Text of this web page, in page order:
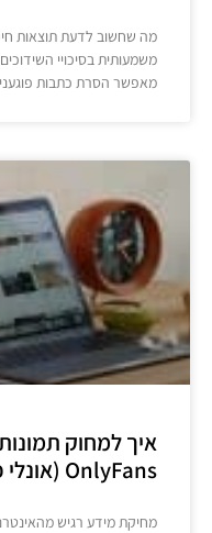
מה שחשוב לדעת תוצאות
משמעותית בסיכויי
מאפשר הסרת כתבות
איך למחוק
OnlyFans (אונלי פאנס)
מחיקת מידע רגיש